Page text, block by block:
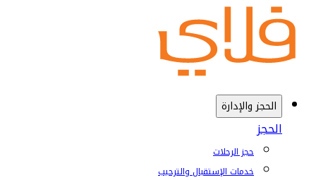
الحجز والإدارة
الحجز
حجز الرحلات
خدمات الإستقبال والترحيب